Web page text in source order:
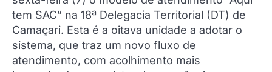
tem SAC” na 18ª Delegacia Territorial (DT) de
Camaçari. Esta é a oitava unidade a adotar o
sistema, que traz um novo fluxo de
atendimento, com acolhimento mais